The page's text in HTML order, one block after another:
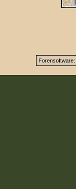
Forensoftware: